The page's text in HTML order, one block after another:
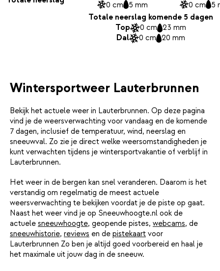
0 cm 5 mm 0 cm 5
Totale neerslag komende 5 dagen
Top
0 cm 23 mm
Dal
0 cm 20 mm
Wintersportweer Lauterbrunnen
Bekijk het actuele weer in Lauterbrunnen. Op deze pagina
vind je de weersverwachting voor vandaag en de komende
7 dagen, inclusief de temperatuur, wind, neerslag en
sneeuwval. Zo zie je direct welke weersomstandigheden je
kunt verwachten tijdens je wintersportvakantie of verblijf in
Lauterbrunnen.
Het weer in de bergen kan snel veranderen. Daarom is het
verstandig om regelmatig de meest actuele
weersverwachting te bekijken voordat je de piste op gaat.
Naast het weer vind je op Sneeuwhoogte.nl ook de
actuele sneeuwhoogte, geopende pistes, webcams, de
sneeuwhistorie, reviews en de pistekaart voor
Lauterbrunnen Zo ben je altijd goed voorbereid en haal je
het maximale uit jouw dag in de sneeuw.